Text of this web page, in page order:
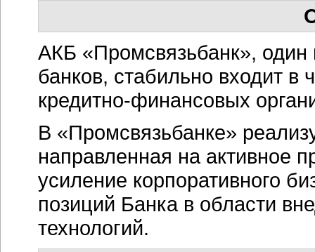
АКБ «Промсвязьбанк», один
банков, стабильно входит в
кредитно-финансовых
В «Промсвязьбанке»
направленная на активное
усиление корпоративного
позиций Банка в области
технологий.